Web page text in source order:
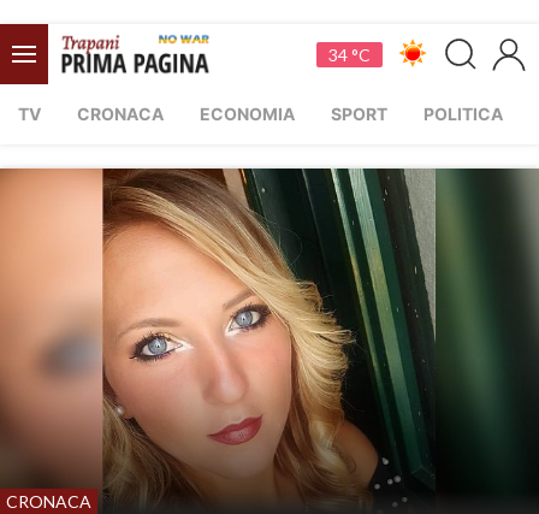
34 °C
TV CRONACA ECONOMIA SPORT POLITICA
CRONACA